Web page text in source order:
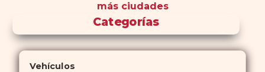
más ciudades
Categorías
Vehículos